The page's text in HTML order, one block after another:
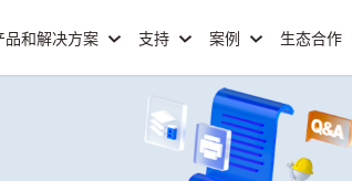
品和解决方案 支持 案例 生态合作